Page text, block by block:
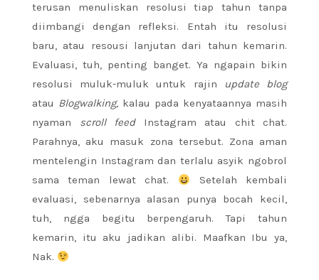
terusan menuliskan resolusi tiap tahun tanpa
diimbangi dengan refleksi. Entah itu resolusi
baru, atau resousi lanjutan dari tahun kemarin.
Evaluasi, tuh, penting banget. Ya ngapain bikin
resolusi muluk-muluk untuk rajin
update blog
atau Blogwalking, kalau pada kenyataannya masih
nyaman scroll feed Instagram atau chit chat.
Parahnya, aku masuk zona tersebut. Zona aman
mentelengin Instagram dan terlalu asyik ngobrol
sama teman lewat chat.
Setelah kembali
evaluasi, sebenarnya alasan punya bocah kecil,
tuh, ngga begitu berpengaruh. Tapi tahun
kemarin, itu aku jadikan alibi. Maafkan Ibu ya,
Nak.